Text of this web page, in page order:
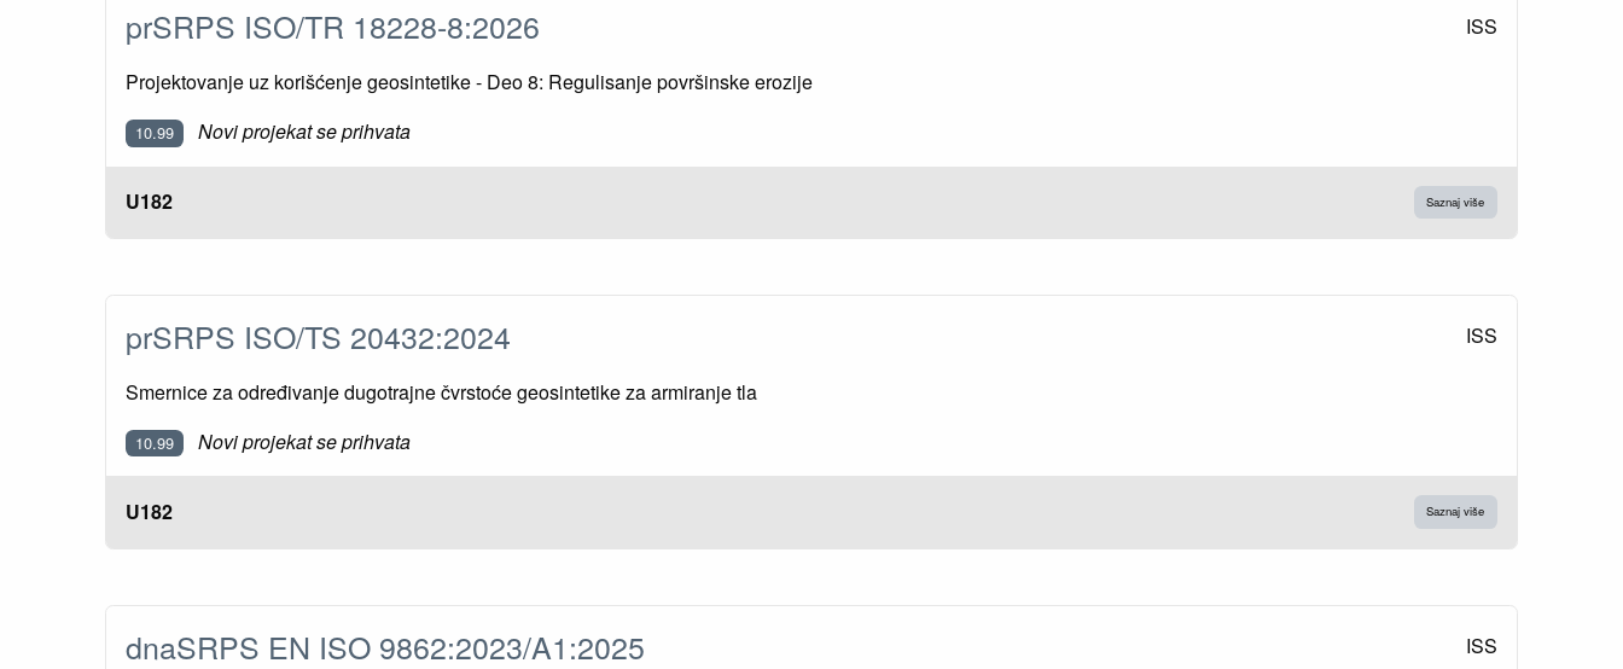
prSRPS ISO/TR 18228-8:2026 ISS
Projektovanje uz korišćenje geosintetike - Deo 8: Regulisanje površinske erozije
10.99 Novi projekat se prihvata
U182 Saznaj više
prSRPS ISO/TS 20432:2024 ISS
Smernice za određivanje dugotrajne čvrstoće geosintetike za armiranje tla
10.99 Novi projekat se prihvata
U182 Saznaj više
dnaSRPS EN ISO 9862:2023/A1:2025 ISS